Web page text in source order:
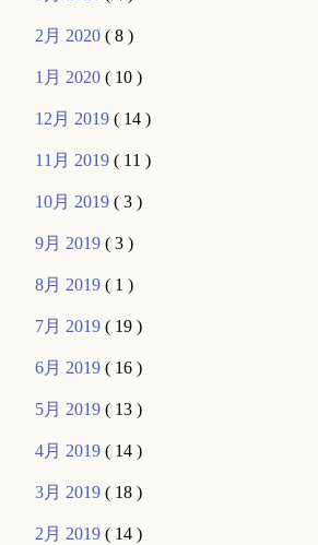
2月 2020( 8 )
1月 2020( 10 )
12月 2019( 14 )
11月 2019( 11 )
10月 2019( 3 )
9月 2019( 3 )
8月 2019( 1 )
7月 2019( 19 )
6月 2019( 16 )
5月 2019( 13 )
4月 2019( 14 )
3月 2019( 18 )
2月 2019( 14 )